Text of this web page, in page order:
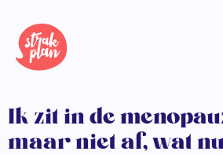
Ik zit in de
maar niet af, wat